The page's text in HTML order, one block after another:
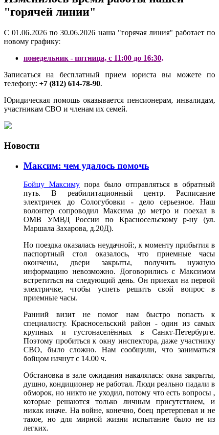
"горячей линии"
С 01.06.2026 по 30.06.2026 наша "горячая линия" работает по
новому графику:
понедельник - пятница, с 11:00 до 16:30.
Записаться на бесплатный прием юриста вы можете по
телефону: +7 (812) 614-78-90.
Юридическая помощь оказывается пенсионерам, инвалидам,
участникам СВО и членам их семей.
Новости
Максим: чем удалось помочь
Бойцу Максиму пора было отправляться в обратный
путь. В реабилитационный центр. Расписание
электричек до Сологубовки - дело серьезное. Наш
волонтер сопроводил Максима до метро и поехал в
ОМВ УМВД России по Красносельскому р-ну (ул.
Маршала Захарова, д.20Д).
Но поездка оказалась неудачной:, к моменту прибытия в
паспортный стол оказалось, что приемные часы
окончены, двери закрыты, получить нужную
информацию невозможно. Договорились с Максимом
встретиться на следующий день. Он приехал на первой
электричке, чтобы успеть решить свой вопрос в
приемные часы.
Ранний визит не помог нам быстро попасть к
специалисту. Красносельский район - один из самых
крупных и густонаселённых в Санкт-Петербурге.
Поэтому пробиться к окну инспектора, даже участнику
СВО, было сложно. Нам сообщили, что заниматься
бойцом начнут с 14.00 ч.
Обстановка в зале ожидания накалялась: окна закрыты,
душно, кондиционер не работал. Люди реально падали в
обморок, но никто не уходил, потому что есть вопросы ,
которые решаются только личным присутствием, и
никак иначе. На войне, конечно, боец претерпевал и не
такое, но для мирной жизни испытание было не из
легких.